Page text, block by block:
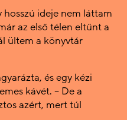
ideje nem láttam
az első télen eltűnt a
ültem a könyvtár
és egy kézi
kávét. – De a
azért, mert túl